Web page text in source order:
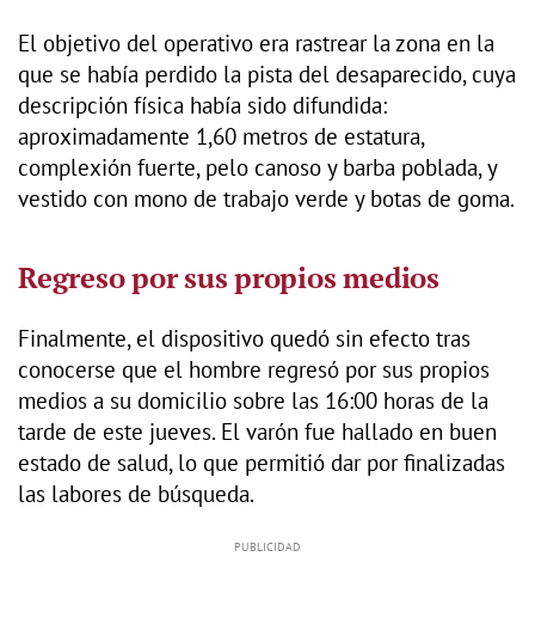
El objetivo del operativo era rastrear la zona en la
que se había perdido la pista del desaparecido, cuya
descripción física había sido difundida:
aproximadamente 1,60 metros de estatura,
complexión fuerte, pelo canoso y barba poblada, y
vestido con mono de trabajo verde y botas de goma.
Regreso por sus propios medios
Finalmente, el dispositivo quedó sin efecto tras
conocerse que el hombre regresó por sus propios
medios a su domicilio sobre las 16:00 horas de la
tarde de este jueves. El varón fue hallado en buen
estado de salud, lo que permitió dar por finalizadas
las labores de búsqueda.